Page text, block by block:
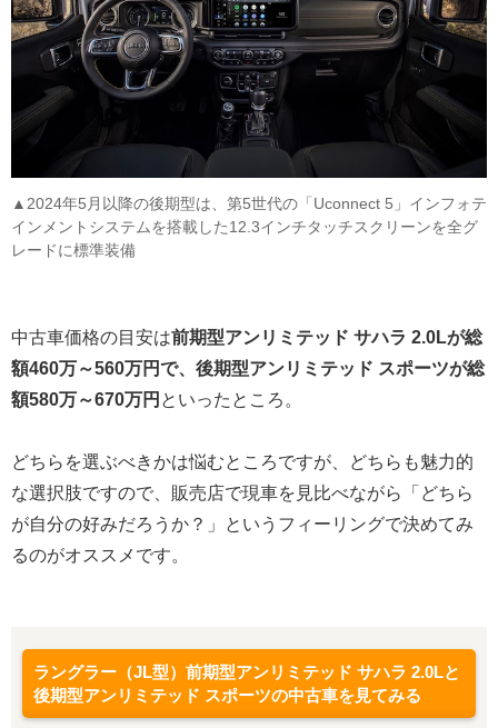
▲2024年5月以降の後期型は、第5世代の「Uconnect 5」インフォテ
インメントシステムを搭載した12.3インチタッチスクリーンを全グ
レードに標準装備
中古車価格の目安は前期型アンリミテッド サハラ 2.0Lが総
額460万～560万円で、後期型アンリミテッド スポーツが総
額580万～670万円 といったところ。
どちらを選ぶべきかは悩むところですが、どちらも魅力的
な選択肢ですので、販売店で現車を見比べながら「どちら
が自分の好みだろうか？」というフィーリングで決めてみ
るのがオススメです。
ラングラー（JL型）前期型アンリミテッド サハラ 2.0Lと
後期型アンリミテッド スポーツの中古車を見てみる